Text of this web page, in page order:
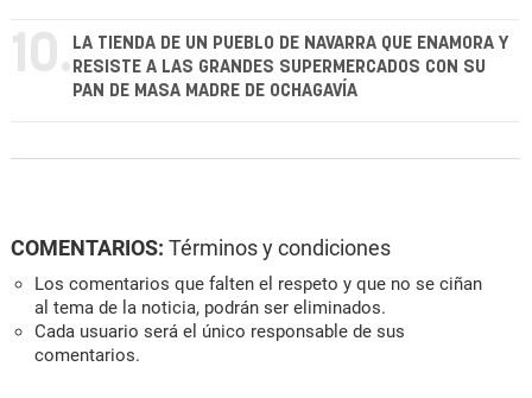
10. LA TIENDA DE UN PUEBLO DE NAVARRA QUE ENAMORA Y
RESISTE A LAS GRANDES SUPERMERCADOS CON SU
PAN DE MASA MADRE DE OCHAGAVÍA
COMENTARIOS: Términos y condiciones
Los comentarios que falten el respeto y que no se ciñan
al tema de la noticia, podrán ser eliminados.
Cada usuario será el único responsable de sus
comentarios.